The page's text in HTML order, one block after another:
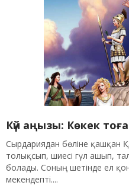
Күй аңызы: Көкек
Сырдариядан бөліне қашқан
толықсып, шиесі гүл ашып,
болады. Соның шетінде ел
мекендепті....